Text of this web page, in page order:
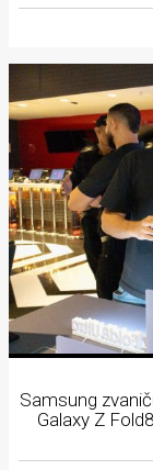
Samsung
Galaxy Z